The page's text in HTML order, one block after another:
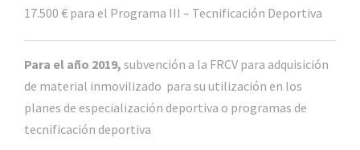
17.500 € para el Programa III – Tecnificación Deportiva
Para el año 2019, subvención a la FRCV para adquisición
de material inmovilizado para su utilización en los
planes de especialización deportiva o programas de
tecnificación deportiva